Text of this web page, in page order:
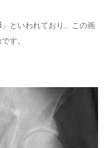
」といわれており、この画
す。